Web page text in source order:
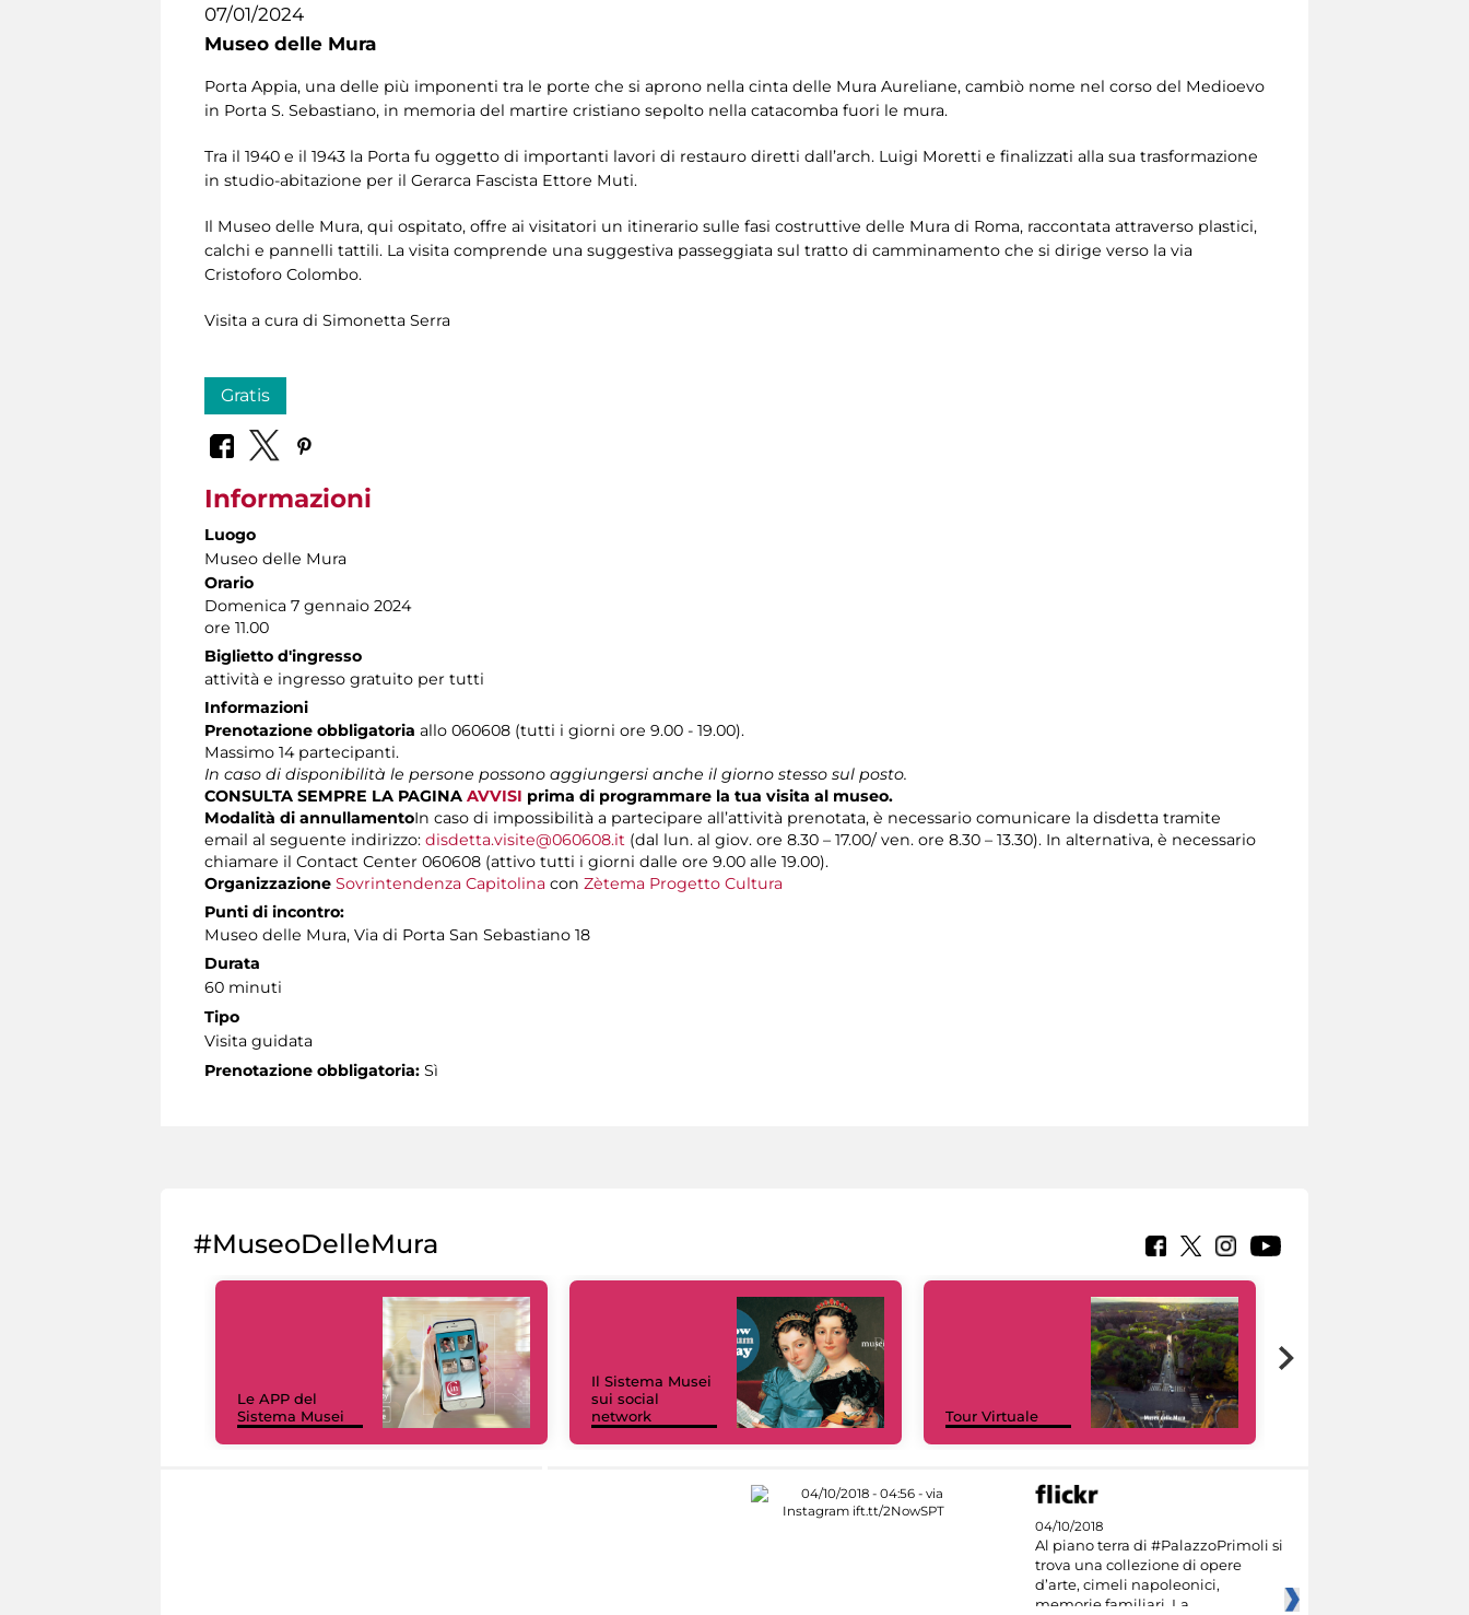
07/01/2024
Museo delle Mura
Porta Appia, una delle più imponenti tra le porte che si aprono nella cinta delle Mura Aureliane, cambiò nome nel corso del Medioevo
in Porta S. Sebastiano, in memoria del martire cristiano sepolto nella catacomba fuori le mura.
Tra il 1940 e il 1943 la Porta fu oggetto di importanti lavori di restauro diretti dall’arch. Luigi Moretti e finalizzati alla sua trasformazione
in studio-abitazione per il Gerarca Fascista Ettore Muti.
Il Museo delle Mura, qui ospitato, offre ai visitatori un itinerario sulle fasi costruttive delle Mura di Roma, raccontata attraverso plastici,
calchi e pannelli tattili. La visita comprende una suggestiva passeggiata sul tratto di camminamento che si dirige verso la via
Cristoforo Colombo.
Visita a cura di Simonetta Serra
Gratis
Informazioni
Luogo
Museo delle Mura
Orario
Domenica 7 gennaio 2024
ore 11.00
Biglietto d'ingresso
attività e ingresso gratuito per tutti
Informazioni
Prenotazione obbligatoria allo 060608 (tutti i giorni ore 9.00 - 19.00).
Massimo 14 partecipanti.
In caso di disponibilità le persone possono aggiungersi anche il giorno stesso sul posto.
CONSULTA SEMPRE LA PAGINA AVVISI prima di programmare la tua visita al museo.
Modalità di annullamentoIn caso di impossibilità a partecipare all’attività prenotata, è necessario comunicare la disdetta tramite
email al seguente indirizzo: disdetta.visite@060608.it (dal lun. al giov. ore 8.30 – 17.00/ ven. ore 8.30 – 13.30). In alternativa, è necessario
chiamare il Contact Center 060608 (attivo tutti i giorni dalle ore 9.00 alle 19.00).
Organizzazione Sovrintendenza Capitolina con Zètema Progetto Cultura
Punti di incontro:
Museo delle Mura, Via di Porta San Sebastiano 18
Durata
60 minuti
Tipo
Visita guidata
Prenotazione obbligatoria: Sì
#MuseoDelleMura
Le APP del
Sistema Musei
Il Sistema Musei
sui social
network
Tour Virtuale
04/10/2018
Al piano terra di #PalazzoPrimoli si
trova una collezione di opere
d’arte, cimeli napoleonici,
memorie familiari. La